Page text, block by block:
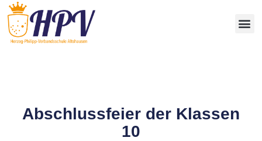
Abschlussfeier der Klassen
10